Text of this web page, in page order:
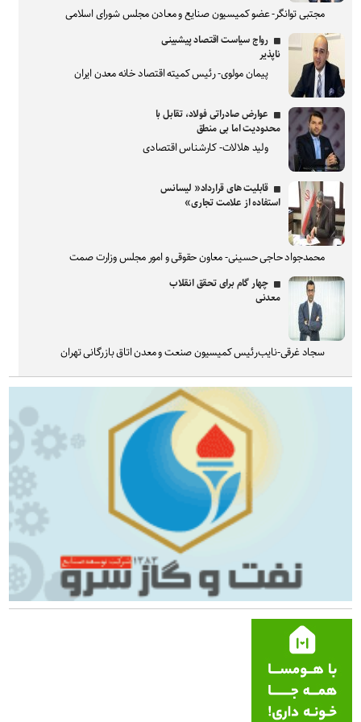
مجتبی توانگر- عضو کمیسیون صنایع و معادن مجلس شورای اسلامی
رواج سیاست اقتصاد پیشبینی
ناپذیر
پیمان مولوی- رئیس کمیته اقتصاد خانه معدن ایران
عوارض صادراتی فولاد، تقابل با
محدودیت اما بی منطق
ولید هلالات- کارشناس اقتصادی
قابلیت های قرارداد« لیسانس
استفاده از علامت تجاری»
محمدجواد حاجی حسینی- معاون حقوقی و امور مجلس وزارت صمت
چهار گام برای تحقق انقلاب
معدنی
سجاد غرقی-نایب‌رئیس کمیسیون صنعت و معدن اتاق بازرگانی تهران